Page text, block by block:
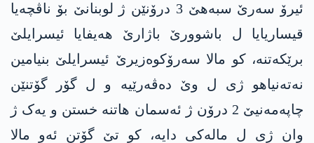
ئیرۆ سەرێ سبەھێ 3 درۆنێن ژ لوبنانێ بۆ ناڤچەیا
قیساریایا ل باشوورێ باژارێ ھەیفایا ئیسرایلێ
برێکەتنە، کو مالا سەرۆکوەزیرێ ئیسرایلێ بنیامین
نەتەنیاھو ژی ل وێ دەڤەرێیە و ل گۆر گۆتنێن
چاپەمەنیێ 2 درۆن ژ ئەسمان ھاتنە خستن و یەک ژ
وان ژی ل مالەکی دایە، کو تێ گۆتن ئەو مالا